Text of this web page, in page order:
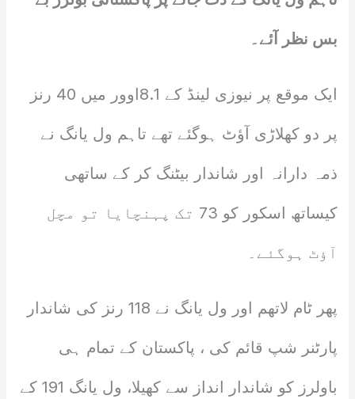
بس نظر آئے۔
ایک موقع پر نیوزی لینڈ کے 8.1اوور میں 40 رنز
پر دو کھلاڑی آؤٹ ہوگئے تھے تاہم ول یانگ نے
ذمہ دارانہ اور شاندار بیٹنگ کر کے ساتھی
کیساتھ اسکور کو 73 تک پہنچایا تو مچل
آؤٹ ہوگئے۔
پھر ٹام لاتھم اور ول یانگ نے 118 رنز کی شاندار
پارٹنر شپ قائم کی ، پاکستان کے تمام ہی
باولرز کو شاندار انداز سے کھیلا، ول یانگ 191 کے